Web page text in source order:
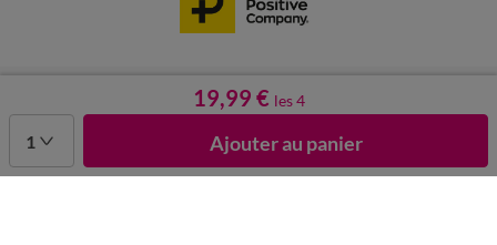
19,99 € les 4
1 Ajouter au panier
Mentions légales Données personnelles